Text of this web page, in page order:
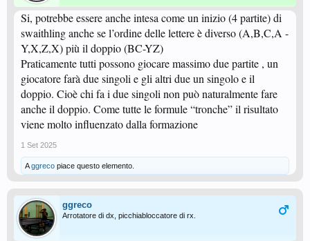
Si, potrebbe essere anche intesa come un inizio (4 partite) di
swaithling anche se l’ordine delle lettere è diverso (A,B,C,A -
Y,X,Z,X) più il doppio (BC-YZ)
Praticamente tutti possono giocare massimo due partite , un
giocatore farà due singoli e gli altri due un singolo e il
doppio. Cioè chi fa i due singoli non può naturalmente fare
anche il doppio. Come tutte le formule “tronche” il risultato
viene molto influenzato dalla formazione
1 Set 2025
Aggreco piace questo elemento.
ggreco
Arrotatore di dx, picchiabloccatore di rx.